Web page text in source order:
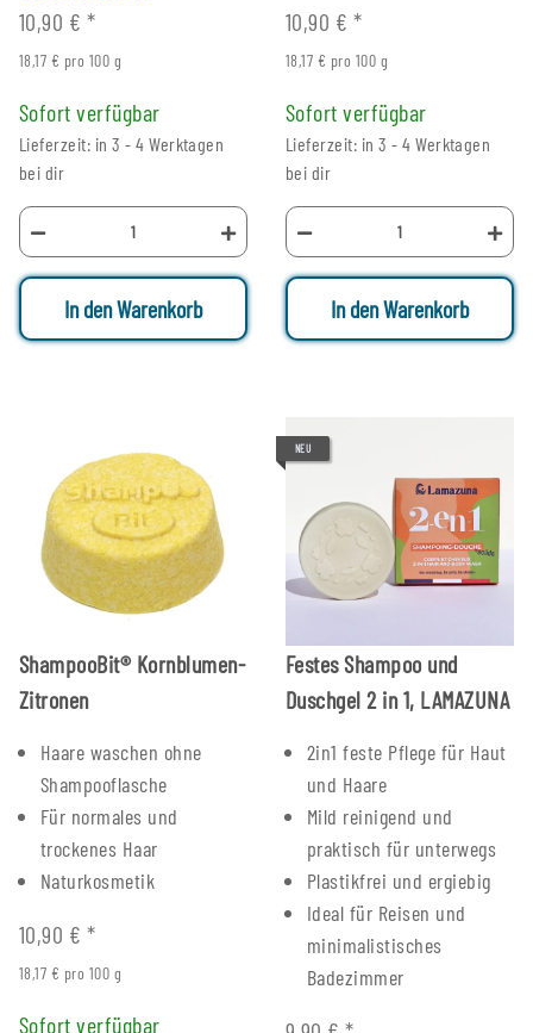
10,90 € *
18,17 € pro 100 g
Sofort verfügbar
Lieferzeit: in 3 - 4 Werktagen
bei dir
In den Warenkorb
10,90 € *
18,17 € pro 100 g
Sofort verfügbar
Lieferzeit: in 3 - 4 Werktagen
bei dir
In den Warenkorb
ShampooBit® Kornblumen-
Zitronen
Haare waschen ohne
Shampooflasche
Für normales und
trockenes Haar
Naturkosmetik
10,90 € *
18,17 € pro 100 g
Sofort verfügbar
NEU
Festes Shampoo und
Duschgel 2 in 1, LAMAZUNA
2in1 feste Pflege für Haut
und Haare
Mild reinigend und
praktisch für unterwegs
Plastikfrei und ergiebig
Ideal für Reisen und
minimalistisches
Badezimmer